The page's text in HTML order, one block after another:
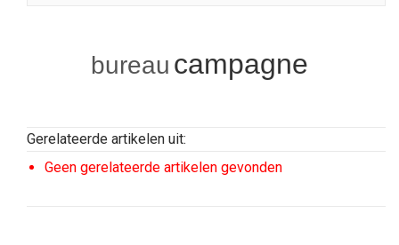
bureau campagne
Gerelateerde artikelen uit:
Geen gerelateerde artikelen gevonden